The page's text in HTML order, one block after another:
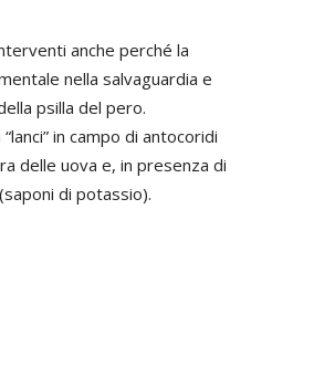
anche perché la
nella salvaguardia e
psilla del pero.
in campo di antocoridi
delle uova e, in presenza di
di potassio).